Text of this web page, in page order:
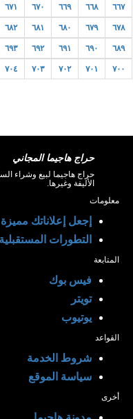
٦٦٧ ٦٦٨ ٦٦٩ ٦٧٠ ٦٧١
٦٧٨ ٦٧٩ ٦٨٠ ٦٨١ ٦٨٢
٦٨٩ ٦٩٠ ٦٩١ ٦٩٢ ٦٩٣
٧٠٠ ٧٠١ ٧٠٢ ٧٠٣ ٧٠٤
حراج هاجيما المجاني
حراج هاجيما لبيع وشراء
الأليفة وغيرها.
معلومات
إجعل إعلاناتك مميزة
التطورات المستقبلية
المتابعة
فيس بوك
تويتر
يوتيوب
القواعد
شروط الخدمة
سياسة الموقع
أخرى